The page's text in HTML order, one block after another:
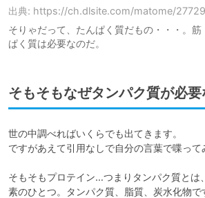
出典: https://ch.dlsite.com/matome/
そりゃだって、たんぱく質だもの・・・。
ぱく質は必要なのだ。
そもそもなぜタンパク質が必
世の中調べればいくらでも出てきます。
ですがあえて引用なしで自分の言葉で喋って
そもそもプロテイン…つまりタンパク質とは
素のひとつ。タンパク質、脂質、炭水化物で